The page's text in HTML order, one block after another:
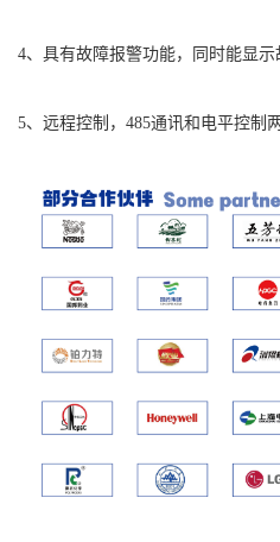
4、具有故障报警功能，同时能显
5、远程控制，485通讯和电平控制